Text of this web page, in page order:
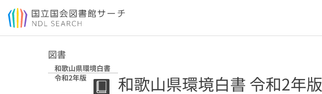
本文へ移動
図書
和歌山県環境白書
令和2年版
和歌山県環境白書 令和2年版